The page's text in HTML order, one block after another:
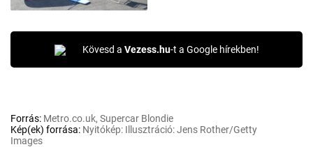
Kövesd a Vezess.hu-t a Google hírekben!
Forrás: Metro.co.uk, Supercar Blondie
Kép(ek) forrása: Nyitókép: Illusztráció: Jens Rother/Getty
Images